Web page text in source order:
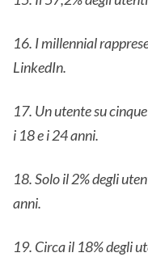
16. I millennial
LinkedIn.
17. Un utente su
i 18 e i 24 anni.
18. Solo il 2% degli
anni.
19. Circa il 18% degli